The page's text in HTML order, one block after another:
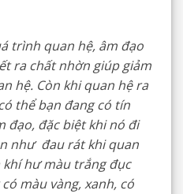
trình quan hệ, âm đạo
ra chất nhờn giúp giảm
hệ. Còn khi quan hệ ra
thể bạn đang có tín
đạo, đặc biệt khi nó đi
như đau rát khi quan
hư màu trắng đục
màu vàng, xanh, có